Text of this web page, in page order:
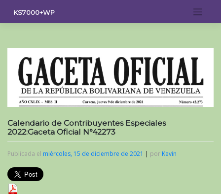
contenido
KS7000+WP
Calendario de Contribuyentes Especiales
2022:Gaceta Oficial N°42273
Publicada el miércoles, 15 de diciembre de 2021 por Kevin